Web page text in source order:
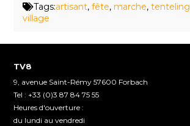
Tags:artisant,fête,marche,tenteling
village
TV8
9, avenue Saint-Rémy 57600 Forbach
Tel : +33 (0)3 87 84 75 55
Heures d'ouverture :
du lundi au vendredi